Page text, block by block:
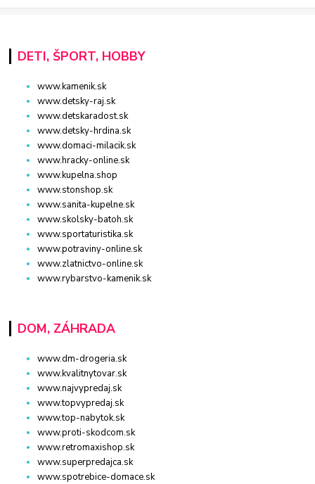
DETI, ŠPORT, HOBBY
www.kamenik.sk
www.detsky-raj.sk
www.detskaradost.sk
www.detsky-hrdina.sk
www.domaci-milacik.sk
www.hracky-online.sk
www.kupelna.shop
www.stonshop.sk
www.sanita-kupelne.sk
www.skolsky-batoh.sk
www.sportaturistika.sk
www.potraviny-online.sk
www.zlatnictvo-online.sk
www.rybarstvo-kamenik.sk
DOM, ZÁHRADA
www.dm-drogeria.sk
www.kvalitnytovar.sk
www.najvypredaj.sk
www.topvypredaj.sk
www.top-nabytok.sk
www.proti-skodcom.sk
www.retromaxishop.sk
www.superpredajca.sk
www.spotrebice-domace.sk